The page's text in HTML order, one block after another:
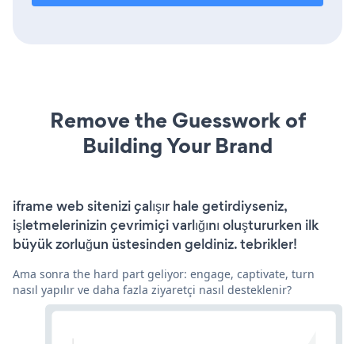
Remove the Guesswork of
Building Your Brand
iframe web sitenizi çalışır hale getirdiyseniz,
işletmelerinizin çevrimiçi varlığını oluştururken ilk
büyük zorluğun üstesinden geldiniz. tebrikler!
Ama sonra the hard part geliyor: engage, captivate, turn
nasıl yapılır ve daha fazla ziyaretçi nasıl desteklenir?